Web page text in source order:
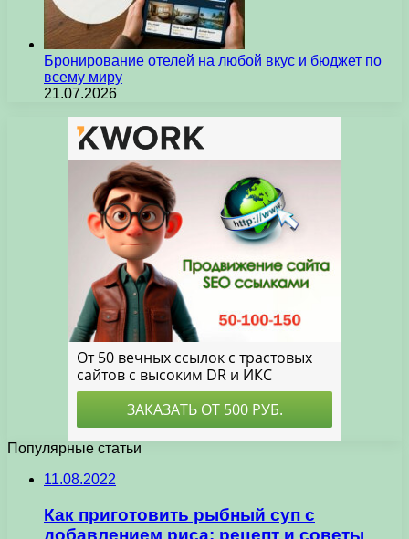
Бронирование отелей на любой вкус и бюджет по
всему миру
21.07.2026
Популярные статьи
11.08.2022
Как приготовить рыбный суп с
добавлением риса: рецепт и советы